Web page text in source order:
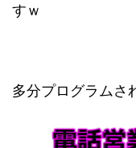
すｗ
多分プログラムさ